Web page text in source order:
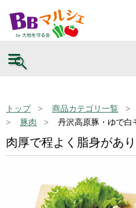
トップ 商品カテゴリ一覧
豚肉
丹沢高原豚・ゆで白
肉厚で程よく脂身があ